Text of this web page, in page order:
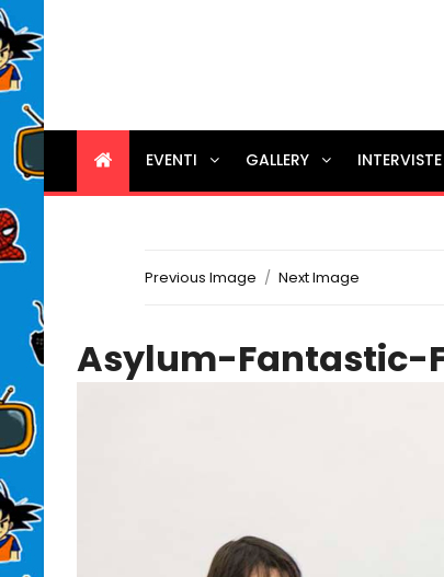
EVENTI GALLERY INTERVISTE
Previous Image Next Image
Asylum-Fantastic-